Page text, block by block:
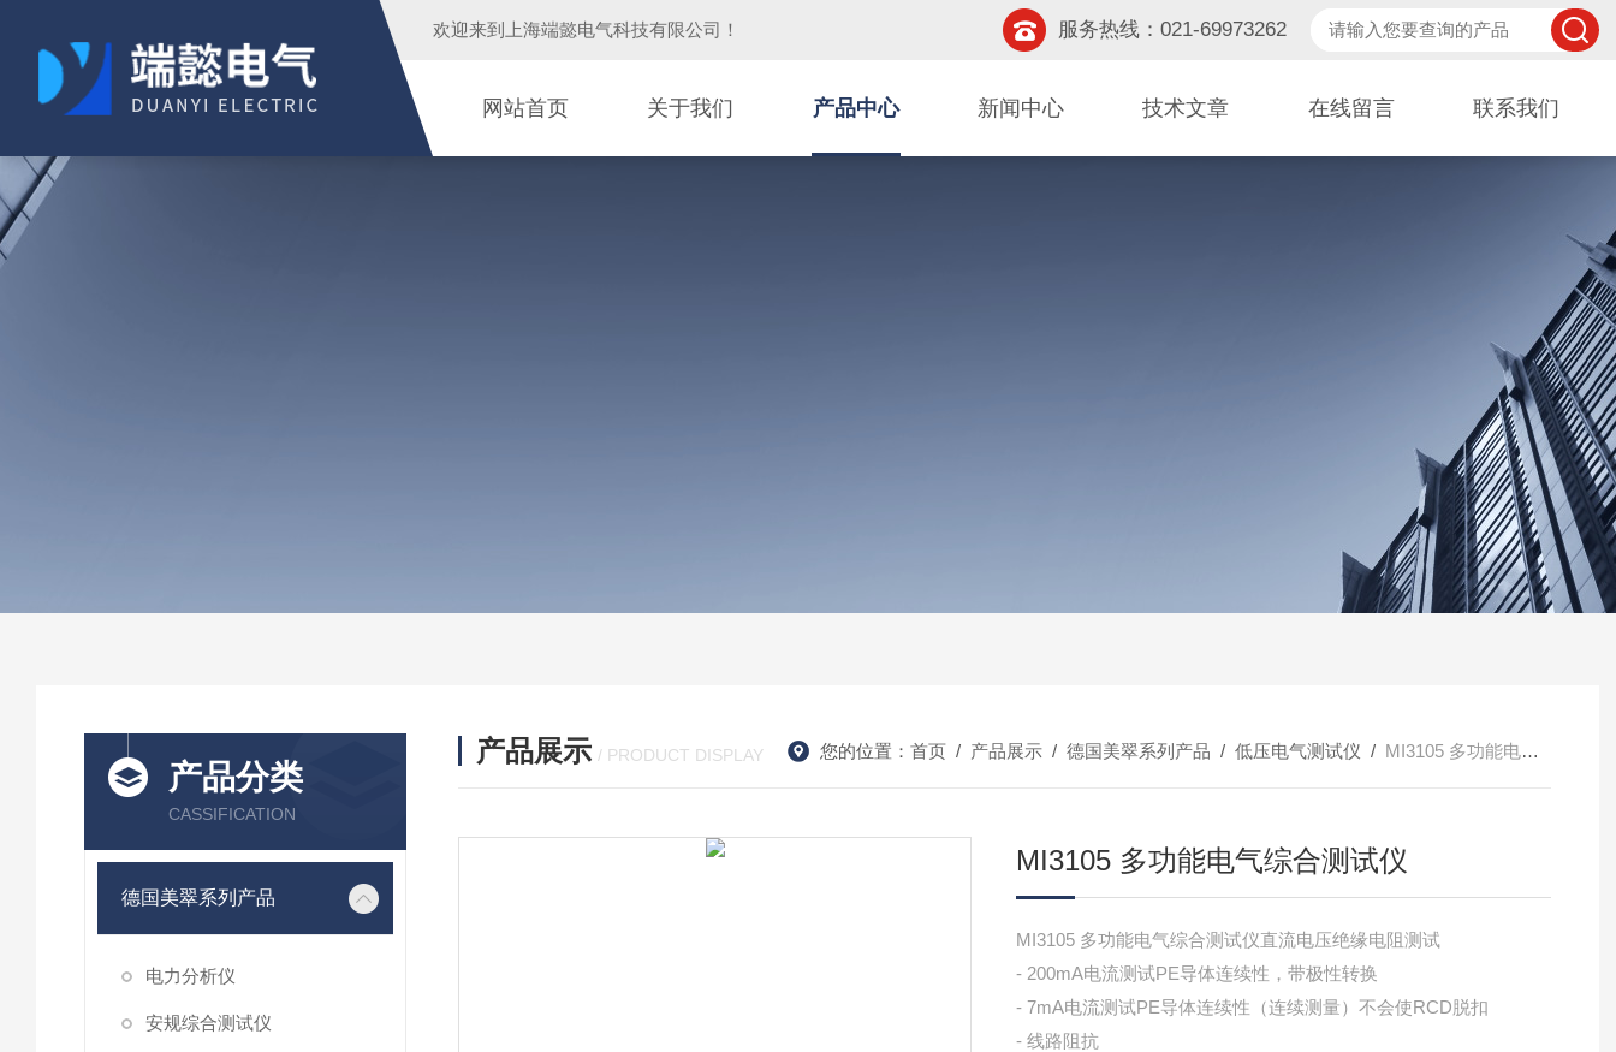
欢迎来到 上海端懿电气科技有限公司 ！ 服务热线：021-69973262
网站首页 关于我们 产品中心 新闻中心 技术文章 在线留言 联系我们
产品分类
CASSIFICATION
德国美翠系列产品
电力分析仪
安规综合测试仪
产品展示 / PRODUCT DISPLAY 您的位置： 首页/ 产品展示/ 德国美翠系列产品 / 低压电气测试仪 / MI3105 多功能电气综合测试仪
MI3105 多功能电气综合测试仪
MI3105 多功能电气综合测试仪直流电压绝缘电阻测试
- 200mA电流测试PE导体连续性，带极性转换
- 7mA电流测试PE导体连续性（连续测量）不会使RCD脱扣
- 线路阻抗